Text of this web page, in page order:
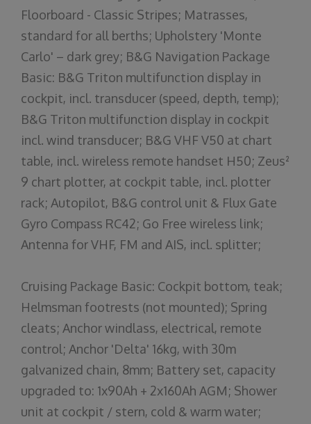
Floorboard - Classic Stripes; Matrasses,
standard for all berths; Upholstery 'Monte
Carlo' – dark grey; B&G Navigation Package
Basic: B&G Triton multifunction display in
cockpit, incl. transducer (speed, depth, temp);
B&G Triton multifunction display in cockpit
incl. wind transducer; B&G VHF V50 at chart
table, incl. wireless remote handset H50; Zeus²
9 chart plotter, at cockpit table, incl. plotter
rack; Autopilot, B&G control unit & Flux Gate
Gyro Compass RC42; Go Free wireless link;
Antenna for VHF, FM and AIS, incl. splitter;
Cruising Package Basic: Cockpit bottom, teak;
Helmsman footrests (not mounted); Spring
cleats; Anchor windlass, electrical, remote
control; Anchor 'Delta' 16kg, with 30m
galvanized chain, 8mm; Battery set, capacity
upgraded to: 1x90Ah + 2x160Ah AGM; Shower
unit at cockpit / stern, cold & warm water;